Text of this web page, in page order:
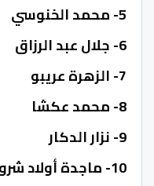
5- محمد الخنوسي
6- جلال عبد الرزاق
7- الزهرة عريبو
8- محمد عكشا
9- نزار الدكار
10- ماجدة أولاد شرودة